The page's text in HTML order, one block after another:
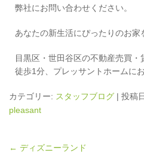
弊社にお問い合わせください。
あなたの新生活にぴったりのお家
目黒区・世田谷区の不動産売買
徒歩1分、プレッサントホームに
カテゴリー: スタッフブログ | 投稿
pleasant
← ディズニーランド